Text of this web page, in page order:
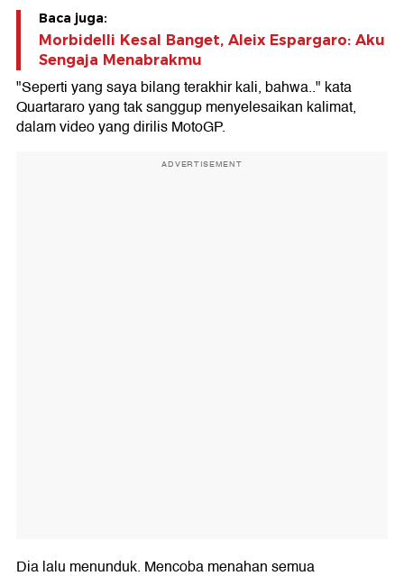
Baca juga:
Morbidelli Kesal Banget, Aleix Espargaro: Aku
Sengaja Menabrakmu
"Seperti yang saya bilang terakhir kali, bahwa.." kata
Quartararo yang tak sanggup menyelesaikan kalimat,
dalam video yang dirilis MotoGP.
ADVERTISEMENT
Dia lalu menunduk. Mencoba menahan semua